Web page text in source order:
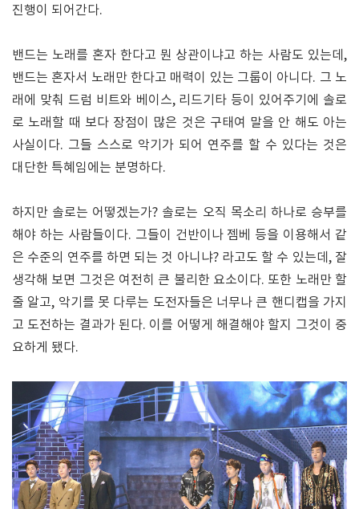
진행이 되어간다.
밴드는 노래를 혼자 한다고 뭔 상관이냐고 하는 사람도 있는데,
밴드는 혼자서 노래만 한다고 매력이 있는 그룹이 아니다. 그 노
래에 맞춰 드럼 비트와 베이스, 리드기타 등이 있어주기에 솔로
로 노래할 때 보다 장점이 많은 것은 구태여 말을 안 해도 아는
사실이다. 그들 스스로 악기가 되어 연주를 할 수 있다는 것은
대단한 특혜임에는 분명하다.
하지만 솔로는 어떻겠는가? 솔로는 오직 목소리 하나로 승부를
해야 하는 사람들이다. 그들이 건반이나 젬베 등을 이용해서 같
은 수준의 연주를 하면 되는 것 아니냐? 라고도 할 수 있는데, 잘
생각해 보면 그것은 여전히 큰 불리한 요소이다. 또한 노래만 할
줄 알고, 악기를 못 다루는 도전자들은 너무나 큰 핸디캡을 가지
고 도전하는 결과가 된다. 이를 어떻게 해결해야 할지 그것이 중
요하게 됐다.